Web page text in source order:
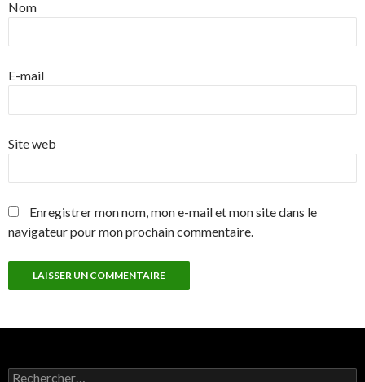
Nom
E-mail
Site web
Enregistrer mon nom, mon e-mail et mon site dans le
navigateur pour mon prochain commentaire.
Rechercher :